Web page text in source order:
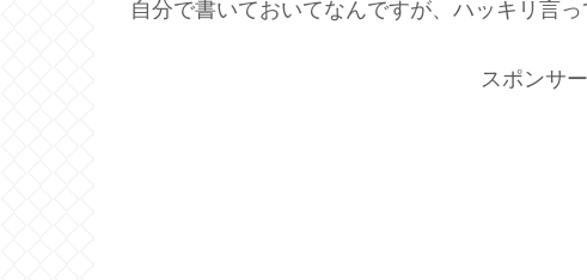
自分で書いておいてなんですが、ハッキリ言っ
スポンサ